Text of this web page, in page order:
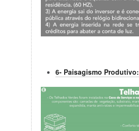
6- Paisagismo Produtivo: